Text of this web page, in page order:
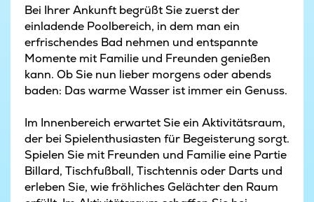
Bei Ihrer Ankunft begrüßt Sie zuerst der
einladende Poolbereich, in dem man ein
erfrischendes Bad nehmen und entspannte
Momente mit Familie und Freunden genießen
kann. Ob Sie nun lieber morgens oder abends
baden: Das warme Wasser ist immer ein Genuss.
Im Innenbereich erwartet Sie ein Aktivitätsraum,
der bei Spielenthusiasten für Begeisterung sorgt.
Spielen Sie mit Freunden und Familie eine Partie
Billard, Tischfußball, Tischtennis oder Darts und
erleben Sie, wie fröhliches Gelächter den Raum